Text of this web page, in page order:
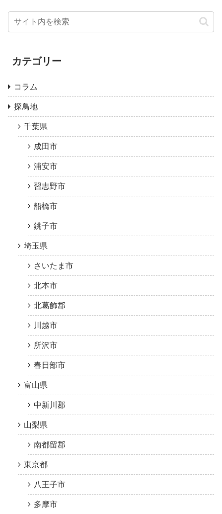
カテゴリー
コラム
探鳥地
千葉県
成田市
浦安市
習志野市
船橋市
銚子市
埼玉県
さいたま市
北本市
北葛飾郡
川越市
所沢市
春日部市
富山県
中新川郡
山梨県
南都留郡
東京都
八王子市
多摩市